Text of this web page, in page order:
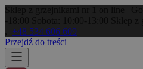
+48 534 606 609
Przejdź do treści